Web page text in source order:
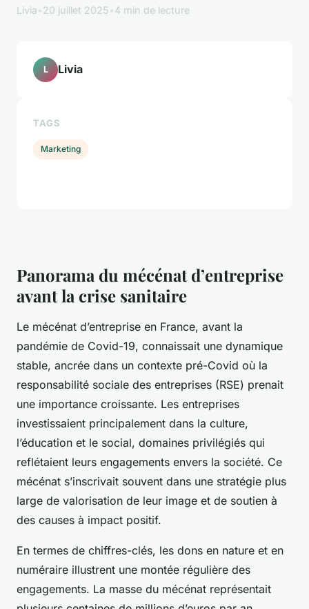
Livia•20 juillet 2025•4 min de lecture
Panorama du mécénat d’entreprise
avant la crise sanitaire
Le mécénat d’entreprise en France, avant la
pandémie de Covid-19, connaissait une dynamique
stable, ancrée dans un contexte pré-Covid où la
responsabilité sociale des entreprises (RSE) prenait
une importance croissante. Les entreprises
investissaient principalement dans la culture,
l’éducation et le social, domaines privilégiés qui
reflétaient leurs engagements envers la société. Ce
mécénat s’inscrivait souvent dans une stratégie plus
large de valorisation de leur image et de soutien à
des causes à impact positif.
En termes de chiffres-clés, les dons en nature et en
numéraire illustrent une montée régulière des
engagements. La masse du mécénat représentait
L Livia
TAGS
Marketing